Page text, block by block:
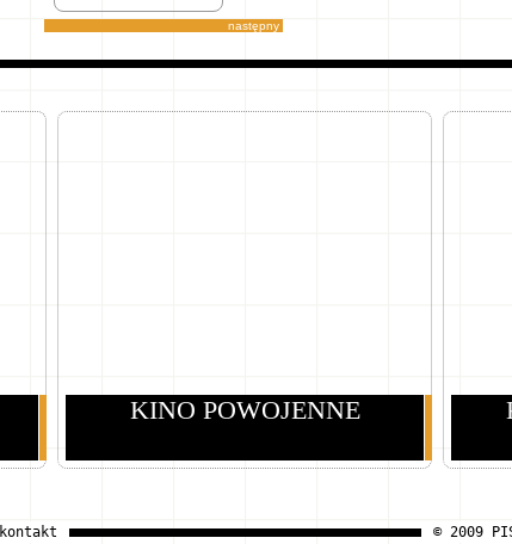
następny
KINO POWOJENNE
kontakt © 2009